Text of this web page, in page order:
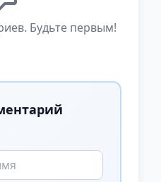
Будьте первым!